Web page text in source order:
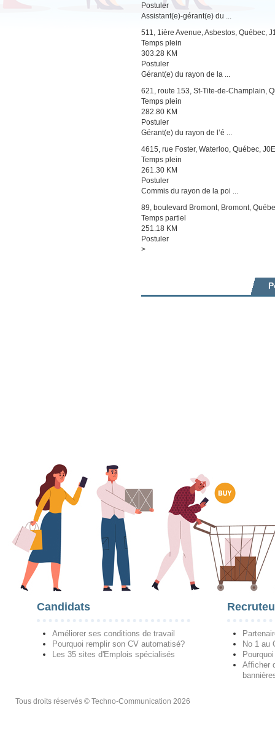
Postuler
Assistant(e)-gérant(e) du ...
511, 1ière Avenue, Asbestos, Québec,
Temps plein
303.28 KM
Postuler
Gérant(e) du rayon de la ...
621, route 153, St-Tite-de-Champlain,
Temps plein
282.80 KM
Postuler
Gérant(e) du rayon de l’é ...
4615, rue Foster, Waterloo, Québec,
Temps plein
261.30 KM
Postuler
Commis du rayon de la poi ...
89, boulevard Bromont, Bromont,
Temps partiel
251.18 KM
Postuler
>
Candidats
Améliorer ses conditions de travail
Pourquoi remplir son CV automatisé?
Les 35 sites d'Emplois spécialisés
No 1 au
Afficher
Tous droits réservés © Techno-Communication 2026